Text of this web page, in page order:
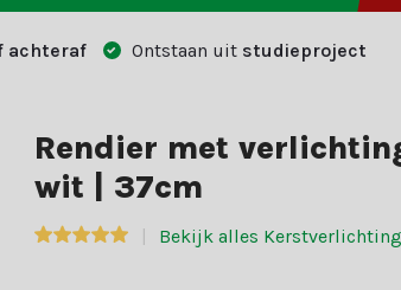
achteraf Ontstaan uit studieproject
Rendier met
wit | 37cm
Bekijk alles Kerstverlichting